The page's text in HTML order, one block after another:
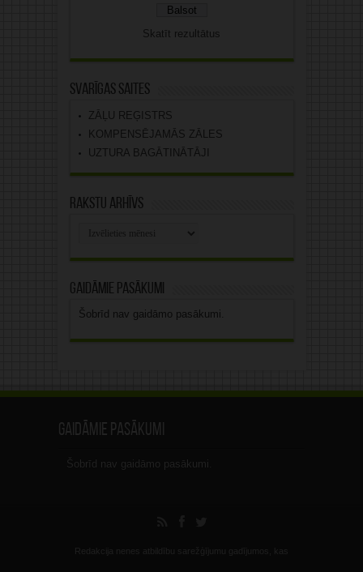
Skatīt rezultātus
Svarīgas saites
ZĀĻU REĢISTRS
KOMPENSĒJAMĀS ZĀLES
UZTURA BAGĀTINĀTĀJI
Rakstu arhīvs
Gaidāmie pasākumi
Šobrīd nav gaidāmo pasākumi.
Gaidāmie pasākumi
Šobrīd nav gaidāmo pasākumi.
Redakcija nenes atbildību sarežģījumu gadījumos, kas